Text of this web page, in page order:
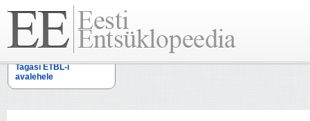
Tagasi ETBL-i
avalehele